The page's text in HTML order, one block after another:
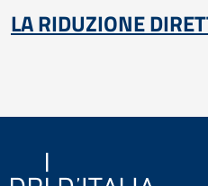
LA RIDUZIONE